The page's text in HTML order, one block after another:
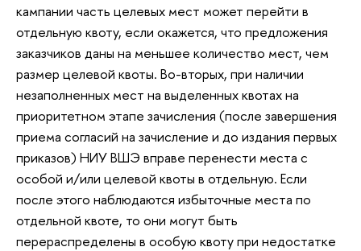
кампании часть целевых мест может перейти в
отдельную квоту, если окажется, что предложения
заказчиков даны на меньшее количество мест, чем
размер целевой квоты. Во-вторых, при наличии
незаполненных мест на выделенных квотах на
приоритетном этапе зачисления (после завершения
приема согласий на зачисление и до издания первых
приказов) НИУ ВШЭ вправе перенести места с
особой и/или целевой квоты в отдельную. Если
после этого наблюдаются избыточные места по
отдельной квоте, то они могут быть
перераспределены в особую квоту при недостатке